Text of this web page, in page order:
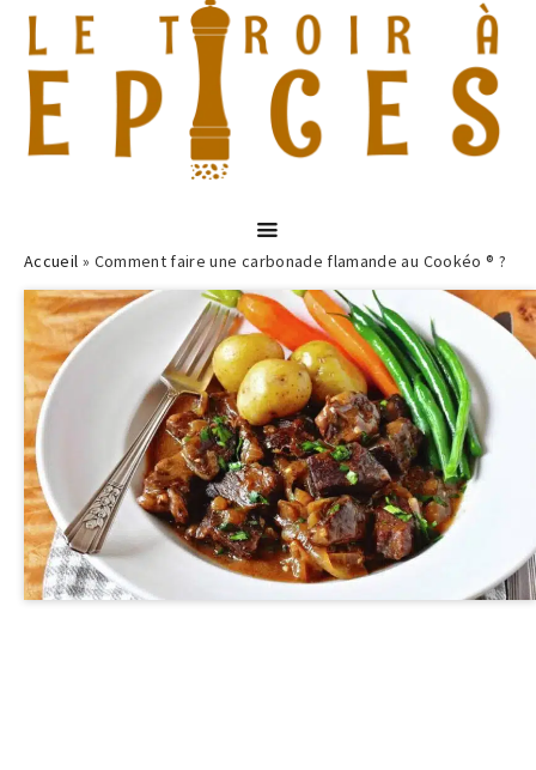
Accueil » Comment faire une carbonade flamande au Cookéo ® ?